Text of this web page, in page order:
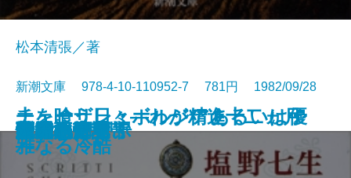
さむらい劇場
羆嵐
日本の喜劇人
黄金の日日
箱男
輝ける闇
雨の山吹
天才画の女
憎悪の依頼
砂漠の塩
松本清張／著
新潮文庫 978-4-10-110952-7 781円 1982/09/28
チェーザレ・ボルジアあるいは優
雅なる冷酷
冤罪
未来いそっぷ
土を喰う日々―わが精進十二ヵ月
―
続 泥流地帯
隠花の飾り
新樹の言葉
水の肌
楽天旅日記
泥流地帯